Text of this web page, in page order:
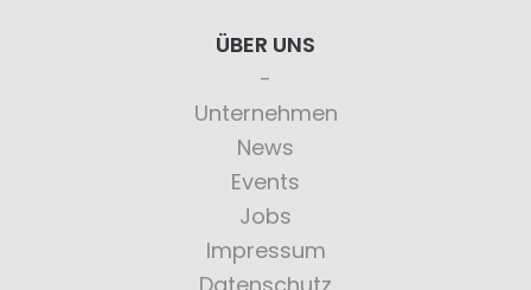
ÜBER UNS
Unternehmen
News
Events
Jobs
Impressum